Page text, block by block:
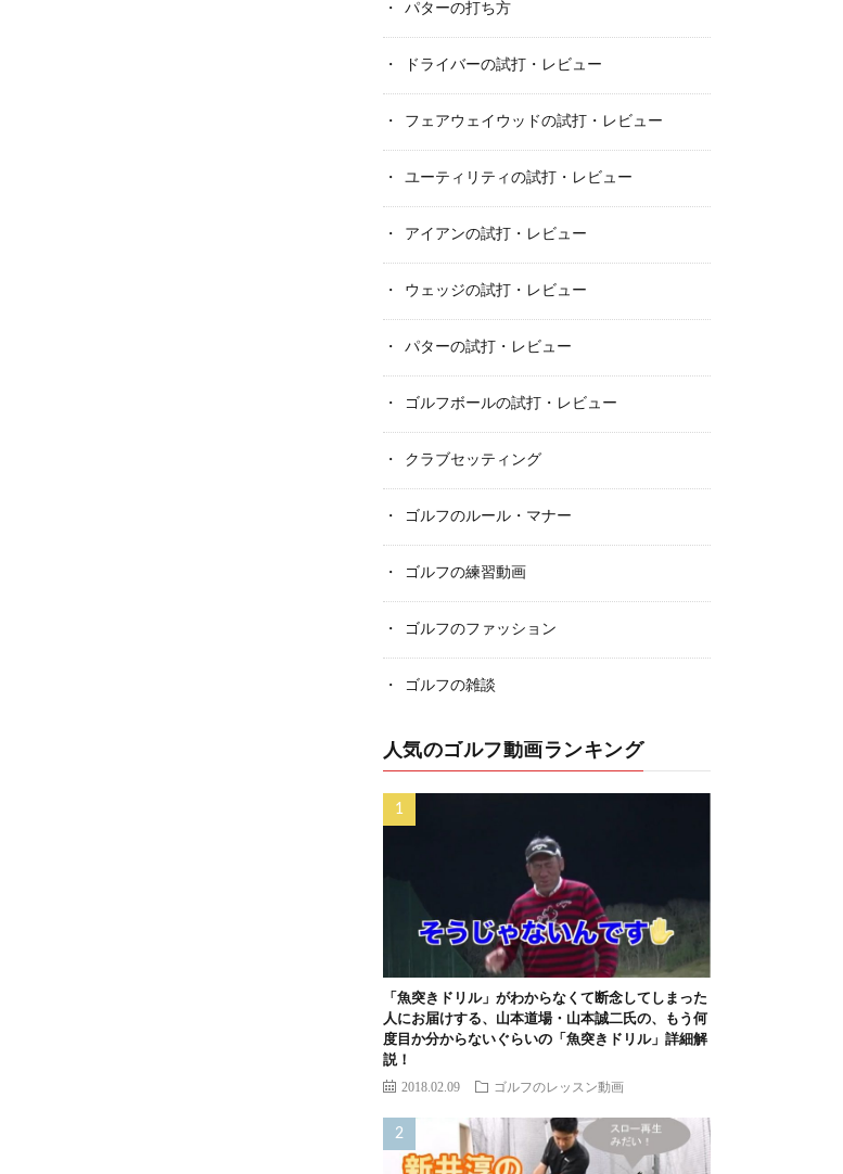
パターの打ち方
ドライバーの試打・レビュー
フェアウェイウッドの試打・レビュー
ユーティリティの試打・レビュー
アイアンの試打・レビュー
ウェッジの試打・レビュー
パターの試打・レビュー
ゴルフボールの試打・レビュー
クラブセッティング
ゴルフのルール・マナー
ゴルフの練習動画
ゴルフのファッション
ゴルフの雑談
人気のゴルフ動画ランキング
「魚突きドリル」がわからなくて断念してしまった
人にお届けする、山本道場・山本誠二氏の、もう何
度目か分からないぐらいの「魚突きドリル」詳細解
説！
2018.02.09 ゴルフのレッスン動画